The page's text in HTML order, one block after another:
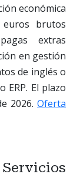
económica
brutos
extras
en gestión
de inglés o
ERP. El plazo
2026. Oferta